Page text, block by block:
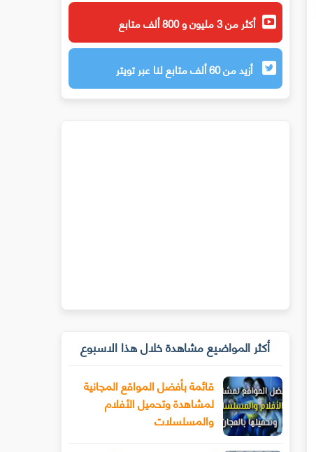
أكثر من 3 مليون و 800 ألف متابع
أزيد من 60 ألف متابع لنا عبر تويتر
أكثر المواضيع مشاهدة خلال هذا الاسبوع
قائمة بأفضل المواقع المجانية
لمشاهدة وتحميل الأفلام
والمسلسلات